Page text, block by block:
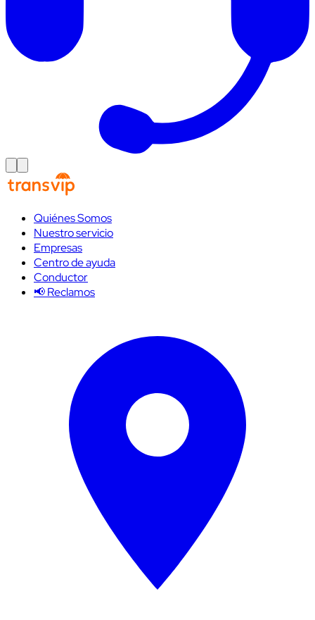
Quiénes Somos
Nuestro servicio
Empresas
Centro de ayuda
Conductor
📢 Reclamos